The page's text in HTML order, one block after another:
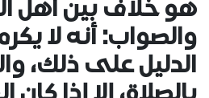
هو خلاف بين أهل
والصواب: أنه لا
الدليل على ذلك،